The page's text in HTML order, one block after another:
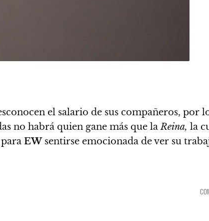
el salario de sus compañeros, por
no habrá quien gane más que laReina, la
EWsentirse emocionada de ver su